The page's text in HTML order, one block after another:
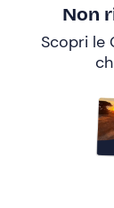
Non
Scopri le